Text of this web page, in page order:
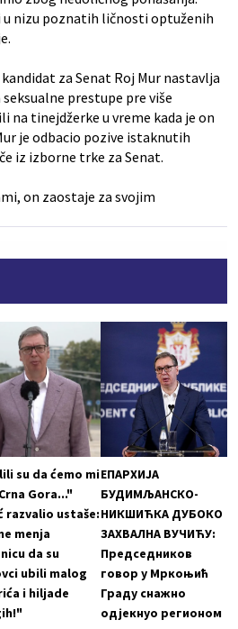
u nizu poznatih ličnosti optuženih
za Senat Roj Mur nastavlja
prestupe pre više
na tinejdžerke u vreme kada je on
je odbacio pozive istaknutih
iz izborne trke za Senat.
on zaostaje za svojim
su da ćemo mi
Gora..."
razvalio ustaše:
menja
da su
ubili malog
i hiljade
ЕПАРХИЈА
БУДИМЉАНСКО-
НИКШИЋКА ДУБОКО
ЗАХВАЛНА ВУЧИЋУ:
Председников
говор у Мркоњић
Граду снажно
одјекнуо регионом